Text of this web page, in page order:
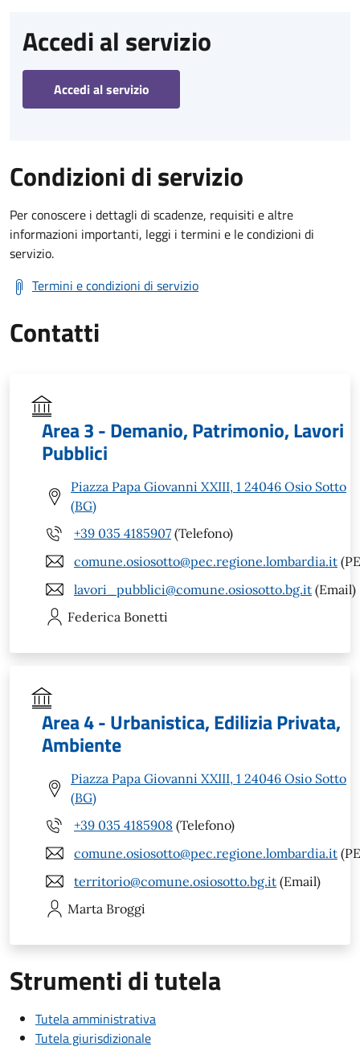
Accedi al servizio
Accedi al servizio
Condizioni di servizio
Per conoscere i dettagli di scadenze, requisiti e altre
informazioni importanti, leggi i termini e le condizioni di
servizio.
Termini e condizioni di servizio
Contatti
Area 3 - Demanio, Patrimonio, Lavori
Pubblici
Piazza Papa Giovanni XXIII, 1 24046 Osio Sotto
(BG)
+39 035 4185907 (Telefono)
comune.osiosotto@pec.regione.lombardia.it
lavori_pubblici@comune.osiosotto.bg.it (Email)
Federica Bonetti
Area 4 - Urbanistica, Edilizia Privata,
Ambiente
Piazza Papa Giovanni XXIII, 1 24046 Osio Sotto
(BG)
+39 035 4185908 (Telefono)
comune.osiosotto@pec.regione.lombardia.it
territorio@comune.osiosotto.bg.it (Email)
Marta Broggi
Strumenti di tutela
Tutela amministrativa
Tutela giurisdizionale